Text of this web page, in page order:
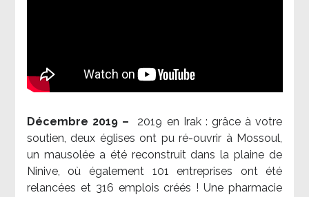
Décembre 2019 – 2019 en Irak : grâce à votre
soutien, deux églises ont pu ré-ouvrir à Mossoul,
un mausolée a été reconstruit dans la plaine de
Ninive, où également 101 entreprises ont été
relancées et 316 emplois créés ! Une pharmacie